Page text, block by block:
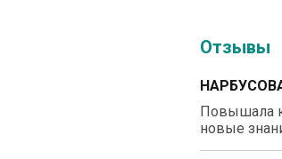
Отзывы
Повышала
новые